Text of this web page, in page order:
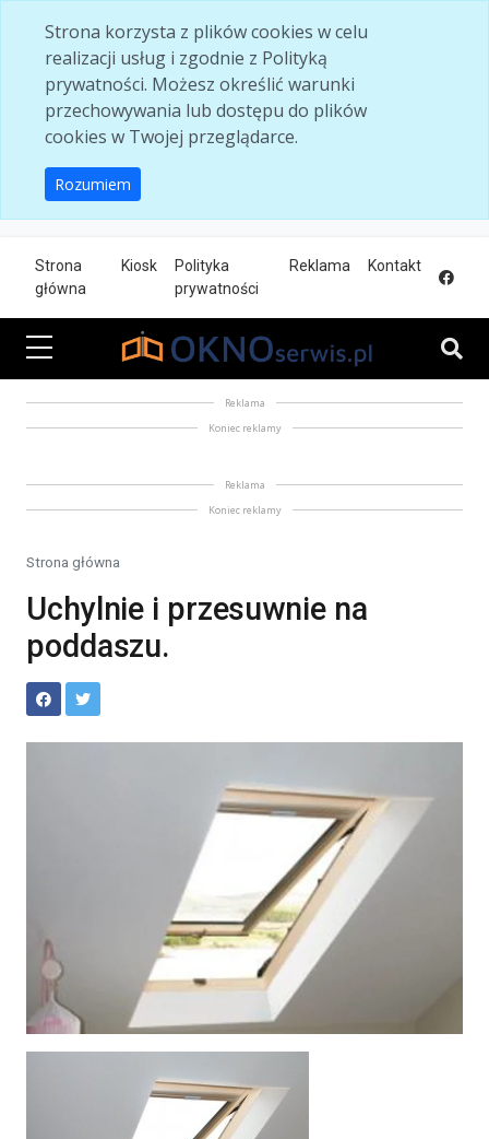
Strona korzysta z plików cookies w celu
realizacji usług i zgodnie z Polityką
prywatności. Możesz określić warunki
przechowywania lub dostępu do plików
cookies w Twojej przeglądarce.
Rozumiem
Strona
główna
Kiosk
Polityka
prywatności
Reklama Kontakt
Reklama
Koniec reklamy
Reklama
Koniec reklamy
Strona główna
Uchylnie i przesuwnie na
poddaszu.